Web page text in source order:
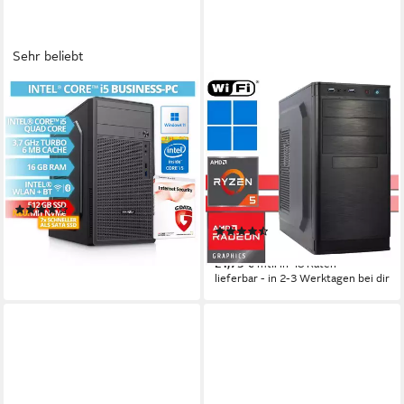
Sehr beliebt
BRAINZAP
Office/Home/Desktop PC
Business-PC
Intel Core i5
Prozessor
16 GB DDR3
Arbeitsspeicher
512 GB Speicherkapazität
(33)
329,99 €
16,39 €mtl. in 24 Raten
X-HARDWARE
X-Power Computer 5600G,
32GB RAM, 1000GB SSD +
bis zu 4TB HDD Business-PC
AMD Ryzen 5 Prozessor
32 GB DDR4 Arbeitsspeicher
1000 GB Speicherkapazität
(21)
ab 749,00 €
21,75 €mtl. in 48 Raten
lieferbar - in 2-3 Werktagen bei dir